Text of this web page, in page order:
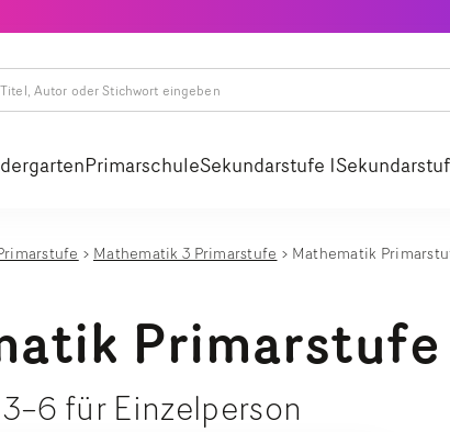
PrimarschuleSekundarstufe I
Mathematik 3 Primarstufe Mathematik
Primarstufe
für Einzelperson